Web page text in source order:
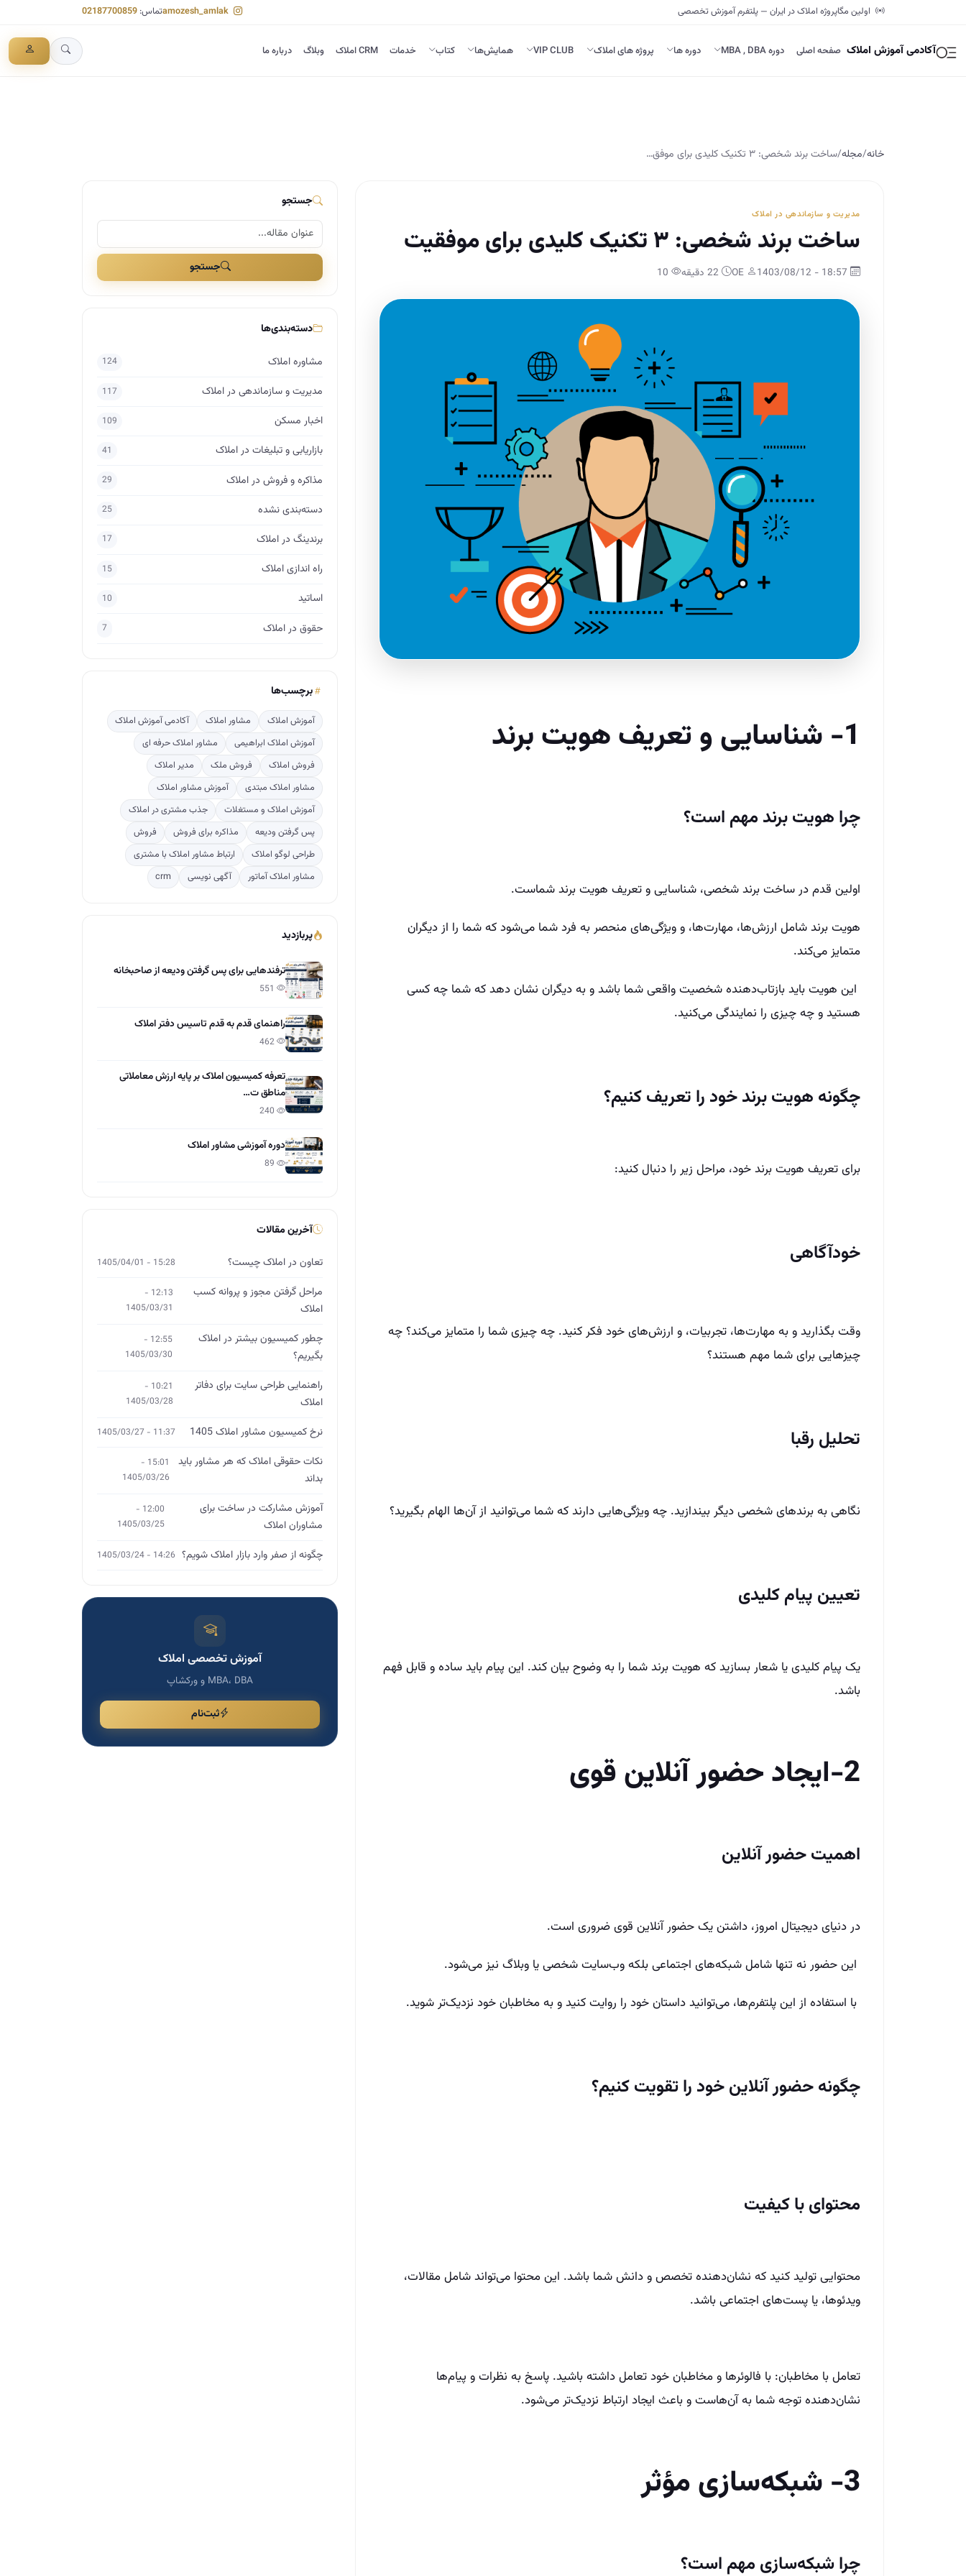
اولین مگاپروژه املاک در ایران — پلتفرم آموزش تخصصی تماس: 02187700859
آکادمی آموزش املاک صفحه اصلی دوره MBA , DBA دوره ها پروژه های املاک VIP CLUB همایش‌ها کتاب خدمات CRM املاک وبلاگ درباره ما
خانه/مجله/ساخت برند شخصی: ۳ تکنیک کلیدی برای موفق…
مدیریت و سازماندهی در املاک
ساخت برند شخصی: ۳ تکنیک کلیدی برای موفقیت
1- شناسایی و تعریف هویت برند
چرا هویت برند مهم است؟
اولین قدم در ساخت برند شخصی، شناسایی و تعریف هویت برند شماست.
هویت برند شامل ارزش‌ها، مهارت‌ها، و ویژگی‌های منحصر به فرد شما می‌شود که شما را از دیگران
متمایز می‌کند.
این هویت باید بازتاب‌دهنده شخصیت واقعی شما باشد و به دیگران نشان دهد که شما چه کسی
هستید و چه چیزی را نمایندگی می‌کنید.
چگونه هویت برند خود را تعریف کنیم؟
برای تعریف هویت برند خود، مراحل زیر را دنبال کنید:
خودآگاهی
وقت بگذارید و به مهارت‌ها، تجربیات، و ارزش‌های خود فکر کنید. چه چیزی شما را متمایز می‌کند؟ چه
چیزهایی برای شما مهم هستند؟
تحلیل رقبا
نگاهی به برندهای شخصی دیگر بیندازید. چه ویژگی‌هایی دارند که شما می‌توانید از آن‌ها الهام بگیرید؟
تعیین پیام کلیدی
یک پیام کلیدی یا شعار بسازید که هویت برند شما را به وضوح بیان کند. این پیام باید ساده و قابل فهم
باشد.
2-ایجاد حضور آنلاین قوی
اهمیت حضور آنلاین
در دنیای دیجیتال امروز، داشتن یک حضور آنلاین قوی ضروری است.
این حضور نه تنها شامل شبکه‌های اجتماعی بلکه وب‌سایت شخصی یا وبلاگ نیز می‌شود.
با استفاده از این پلتفرم‌ها، می‌توانید داستان خود را روایت کنید و به مخاطبان خود نزدیک‌تر شوید.
چگونه حضور آنلاین خود را تقویت کنیم؟
محتوای با کیفیت
محتوایی تولید کنید که نشان‌دهنده تخصص و دانش شما باشد. این محتوا می‌تواند شامل مقالات،
ویدئوها، یا پست‌های اجتماعی باشد.
تعامل با مخاطبان: با فالوئرها و مخاطبان خود تعامل داشته باشید. پاسخ به نظرات و پیام‌ها
نشان‌دهنده توجه شما به آن‌هاست و باعث ایجاد ارتباط نزدیک‌تر می‌شود.
3- شبکه‌سازی مؤثر
چرا شبکه‌سازی مهم است؟
جستجو
جستجو
دسته‌بندی‌ها
مشاوره املاک 124
مدیریت و سازماندهی در املاک 117
اخبار مسکن 109
بازاریابی و تبلیغات در املاک 41
مذاکره و فروش در املاک 29
دسته‌بندی نشده 25
برندینگ در املاک 17
راه اندازی املاک 15
اساتید 10
حقوق در املاک 7
برچسب‌ها
آموزش املاک مشاور املاک
آکادمی آموزش املاک
آموزش املاک ابراهیمی
مشاور املاک حرفه ای
فروش املاک
فروش ملک
مدیر املاک
مشاور املاک مبتدی
آموزش مشاور املاک
آموزش املاک و مستغلات
جذب مشتری در املاک
پس گرفتن ودیعه
مذاکره برای فروش
فروش
طراحی لوگو املاک
ارتباط مشاور املاک با مشتری
مشاور املاک آماتور
آگهی نویسی crm
پربازدید
ترفندهایی برای پس گرفتن ودیعه از صاحبخانه
راهنمای قدم به قدم تاسیس دفتر املاک
تعرفه کمیسیون املاک بر پایه ارزش معاملاتی
مناطق ت…
دوره آموزشی مشاور املاک
آخرین مقالات
تعاون در املاک چیست؟ 15:28 - 1405/04/01
مراحل گرفتن مجوز و پروانه کسب
املاک
12:13 -
1405/03/31
چطور کمیسیون بیشتر در املاک
بگیریم؟
12:55 -
1405/03/30
راهنمایی طراحی سایت برای دفاتر
املاک
10:21 -
1405/03/28
نرخ کمیسیون مشاور املاک 1405 11:37 - 1405/03/27
نکات حقوقی املاک که هر مشاور باید
بداند
15:01 -
1405/03/26
آموزش مشارکت در ساخت برای
مشاوران املاک
12:00 -
1405/03/25
چگونه از صفر وارد بازار املاک شویم؟ 14:26 - 1405/03/24
آموزش تخصصی املاک
MBA، DBA و ورکشاپ
ثبت‌نام